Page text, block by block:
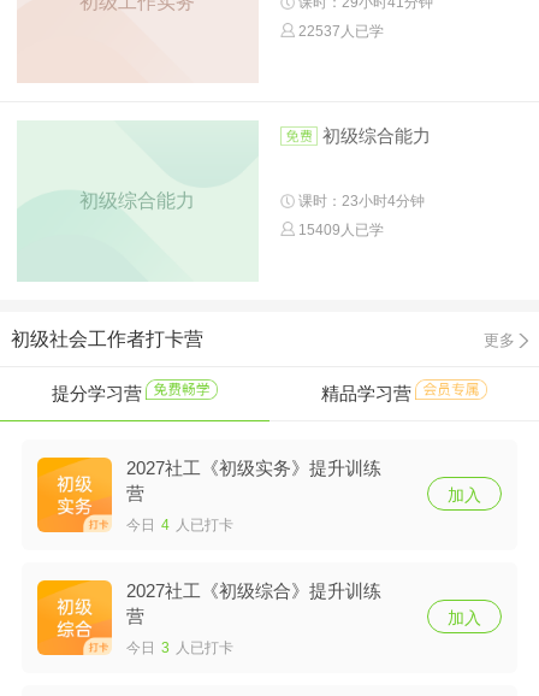
22537人已学
初级综合能力
初级综合能力
课时：23小时4分钟
15409人已学
初级社会工作者打卡营 更多
提分学习营 精品学习营
2027社工《初级实务》提升训练
营
今日 4 人已打卡
加入
2027社工《初级综合》提升训练
营
今日 3 人已打卡
加入